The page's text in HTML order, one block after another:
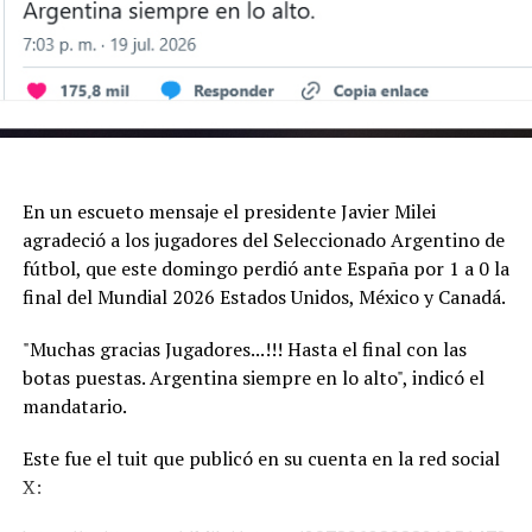
nomás, eh. Olvidémonos de todo. Solo juguemos”,
sostuvo el delantero del Inter Miami instantes antes de
que el equipo saltara al césped.
Según fuentes del entorno del capitán, con esa frase
partido. Esa proclama en el túnel fue la captada por las
cámaras; en el vestuario, según pudo saber Infobae, se
había desarrollado previamente un discurso más
extenso, tanto del propio delantero como del cuerpo
Argentina llegó hasta el final del encuentro con chances
de forzar los penales: una volea de Giuliano Simeone se
el tanto sobre la línea a Marcos Senesi. Consumada la
derrota, Messi permaneció en el campo, se sentó en el
En un escueto mensaje el presidente Javier Milei
agradeció a los jugadores del Seleccionado Argentino de
fútbol, que este domingo perdió ante España por 1 a 0 la
final del Mundial 2026 Estados Unidos, México y Canadá.
"Muchas gracias Jugadores...!!! Hasta el final con las
botas puestas. Argentina siempre en lo alto", indicó el
mandatario.
Este fue el tuit que publicó en su cuenta en la red social
X: